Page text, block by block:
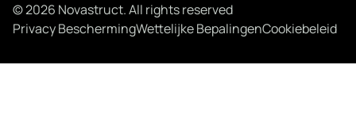
© 2026 Novastruct. All rights reserved
Privacy BeschermingWettelijke BepalingenCookiebeleid